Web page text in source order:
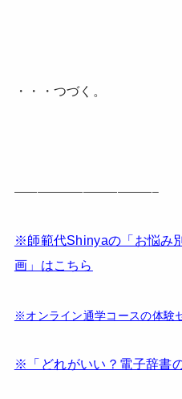
・・・つづく。
————————————–
※師範代Shinyaの「お悩み
画」はこちら
※オンライン通学コースの体験
※「どれがいい？電子辞書